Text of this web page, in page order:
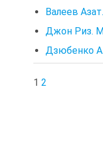
Валеев
Джон Риз.
Дзюбенко
1 2